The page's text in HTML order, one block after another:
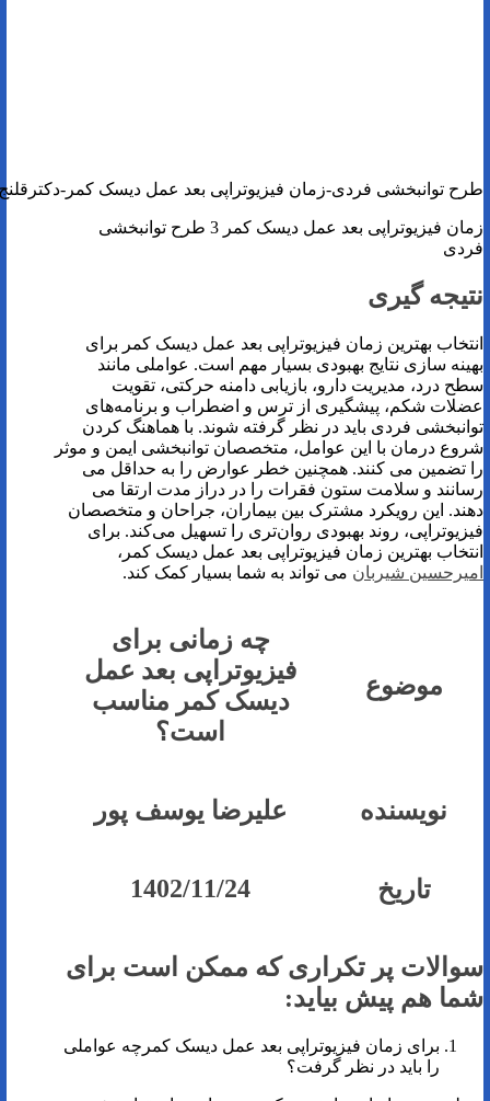
طرح توانبخشی فردی-زمان فیزیوتراپی بعد عمل دیسک کمر-
زمان فیزیوتراپی بعد عمل دیسک کمر 3 طرح توانبخشی
فردی
نتیجه گیری
انتخاب بهترین زمان فیزیوتراپی بعد عمل دیسک کمر برای
بهینه سازی نتایج بهبودی بسیار مهم است. عواملی مانند
سطح درد، مدیریت دارو، بازیابی دامنه‌ حرکتی، تقویت
عضلات شکم، پیشگیری از ترس و اضطراب و برنامه‌های
توانبخشی فردی باید در نظر گرفته شوند. با هماهنگ کردن
شروع درمان با این عوامل، متخصصان توانبخشی ایمن و موثر
را تضمین می کنند. همچنین خطر عوارض را به حداقل می
رسانند و سلامت ستون فقرات را در دراز مدت ارتقا می
دهند. این رویکرد مشترک بین بیماران، جراحان و متخصصان
فیزیوتراپی، روند بهبودی روان‌تری را تسهیل می‌کند. برای
انتخاب بهترین زمان فیزیوتراپی بعد عمل دیسک کمر،
امیرحسین شیربان می تواند به شما بسیار کمک کند.
موضوع
چه زمانی برای
فیزیوتراپی بعد عمل
دیسک کمر مناسب
است؟
نویسنده علیرضا یوسف پور
تاریخ 1402/11/24
سوالات پر تکراری که ممکن است برای
شما هم پیش بیاید:
برای زمان فیزیوتراپی بعد عمل دیسک کمرچه عواملی
را باید در نظر گرفت؟